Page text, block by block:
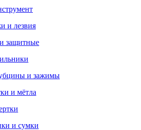
и лезвия
защитные
и зажимы
и мётла
и сумки